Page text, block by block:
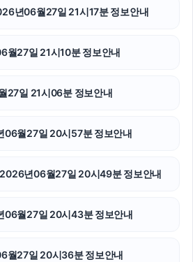
대구이혼전문변호사
신용카드현금화
이혼변호사
신용카드현금화
강동하수구막힘
년06월27일 21시17분 정보안내
월27일 21시10분 정보안내
27일 21시06분 정보안내
06월27일 20시57분 정보안내
년06월27일 20시49분 정보안내
06월27일 20시43분 정보안내
월27일 20시36분 정보안내